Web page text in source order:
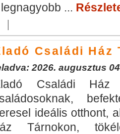
...
Családi
2026. augusztus
Családi
ideális otthont,
Tárnokon,